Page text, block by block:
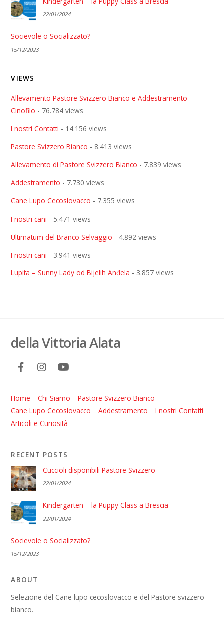
22/01/2024
Socievole o Socializzato?
15/12/2023
VIEWS
Allevamento Pastore Svizzero Bianco e Addestramento
Cinofilo - 76.784 views
I nostri Contatti - 14.156 views
Pastore Svizzero Bianco - 8.413 views
Allevamento di Pastore Svizzero Bianco - 7.839 views
Addestramento - 7.730 views
Cane Lupo Cecoslovacco - 7.355 views
I nostri cani - 5.471 views
Ultimatum del Branco Selvaggio - 4.892 views
I nostri cani - 3.941 views
Lupita – Sunny Lady od Bijelih Anđela - 3.857 views
della Vittoria Alata
Home Chi Siamo
Pastore Svizzero Bianco
Cane Lupo Cecoslovacco
Addestramento
I nostri Contatti
Articoli e Curiosità
RECENT POSTS
Cuccioli disponibili Pastore Svizzero
22/01/2024
Kindergarten – la Puppy Class a Brescia
22/01/2024
Socievole o Socializzato?
15/12/2023
ABOUT
Selezione del Cane lupo cecoslovacco e del Pastore svizzero
bianco.